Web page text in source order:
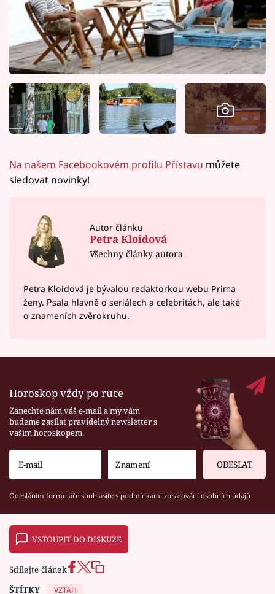
Na našem Facebookovém profilu Přístavu můžete
sledovat novinky!
Autor článku
Petra Kloidová
Všechny články autora
Petra Kloidová je bývalou redaktorkou webu Prima
ženy. Psala hlavně o seriálech a celebritách, ale také
o znameních zvěrokruhu.
Horoskop vždy po ruce
Zanechte nám váš e-mail a my vám
budeme zasílat pravidelný newsletter s
vaším horoskopem.
ODESLAT
Odesláním formuláře souhlasíte s podmínkami zpracování osobních údajů
VSTOUPIT DO DISKUZE
Sdílejte článek
ŠTÍTKY
VZTAH